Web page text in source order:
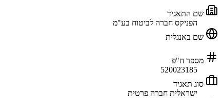
שם התאגיד
הפניקס חברה לביטוח בע"מ
שם באנגלית
מספר ח"פ
520023185
סוג תאגיד
ישראלית חברה פרטית